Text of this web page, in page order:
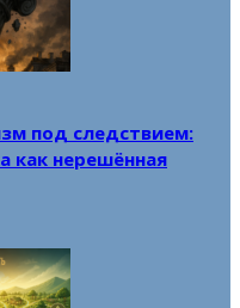
под следствием:
как нерешённая